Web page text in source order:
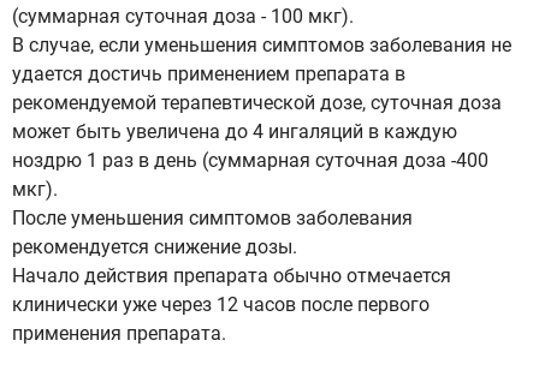
(суммарная суточная доза - 100 мкг).
В случае, если уменьшения симптомов заболевания не
удается достичь применением препарата в
рекомендуемой терапевтической дозе, суточная доза
может быть увеличена до 4 ингаляций в каждую
ноздрю 1 раз в день (суммарная суточная доза -400
мкг).
После уменьшения симптомов заболевания
рекомендуется снижение дозы.
Начало действия препарата обычно отмечается
клинически уже через 12 часов после первого
применения препарата.